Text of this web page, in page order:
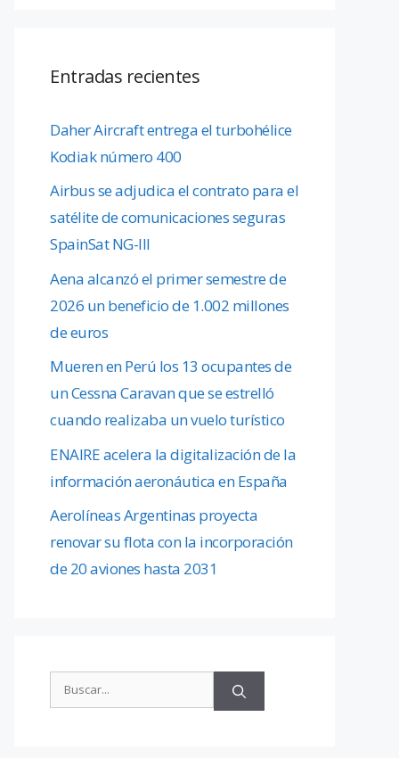
Entradas recientes
Daher Aircraft entrega el turbohélice
Kodiak número 400
Airbus se adjudica el contrato para el
satélite de comunicaciones seguras
SpainSat NG-III
Aena alcanzó el primer semestre de
2026 un beneficio de 1.002 millones
de euros
Mueren en Perú los 13 ocupantes de
un Cessna Caravan que se estrelló
cuando realizaba un vuelo turístico
ENAIRE acelera la digitalización de la
información aeronáutica en España
Aerolíneas Argentinas proyecta
renovar su flota con la incorporación
de 20 aviones hasta 2031